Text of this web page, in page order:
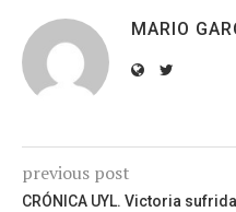
MARIO
previous post
CRÓNICA UYL. Victoria